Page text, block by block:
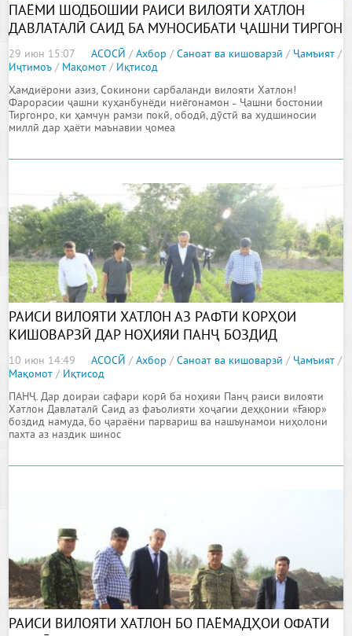
ПАЁМИ ШОДБОШИИ РАИСИ ВИЛОЯТИ ХАТЛОН
ДАВЛАТАЛӢ САИД БА МУНОСИБАТИ ҶАШНИ ТИРГОН
29 июн 15:07 АСОСӢ /Ахбор /Саноат ва кишоварзӣ / Ҷамъият /
Иҷтимоъ / Мақомот / Иқтисод
Ҳамдиёрони азиз, Сокинони сарбаланди вилояти Хатлон!
Фарорасии ҷашни куҳанбунёди ниёгонамон ˗ Ҷашни бостонии
Тиргонро, ки ҳамчун рамзи покӣ, ободӣ, дӯстӣ ва худшиносии
миллӣ дар ҳаёти маънавии ҷомеа
РАИСИ ВИЛОЯТИ ХАТЛОН АЗ РАФТИ КОРҲОИ
КИШОВАРЗӢ ДАР НОҲИЯИ ПАНҶ БОЗДИД
НАМУДАНД
10 июн 14:49 АСОСӢ /Ахбор /Саноат ва кишоварзӣ / Ҷамъият /
Мақомот / Иқтисод
ПАНҶ. Дар доираи сафари корӣ ба ноҳияи Панҷ раиси вилояти
Хатлон Давлаталӣ Саид аз фаъолияти хоҷагии деҳқонии «Ғаюр»
боздид намуда, бо ҷараёни парвариш ва нашъунамои ниҳолони
пахта аз наздик шинос
РАИСИ ВИЛОЯТИ ХАТЛОН БО ПАЁМАДҲОИ ОФАТИ